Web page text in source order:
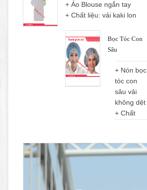
+ Áo Blouse ngắn tay
+ Chất liệu: vải kaki lon
Bọc Tóc Con
Sâu
+ Nón bọc
tóc con
sâu vải
không dệt
+ Chất